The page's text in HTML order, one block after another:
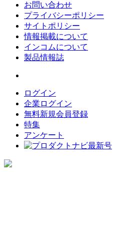
お問い合わせ
プライバシーポリシー
サイトポリシー
情報掲載について
インコムについて
製品情報誌
ログイン
企業ログイン
無料新規会員登録
特集
アンケート